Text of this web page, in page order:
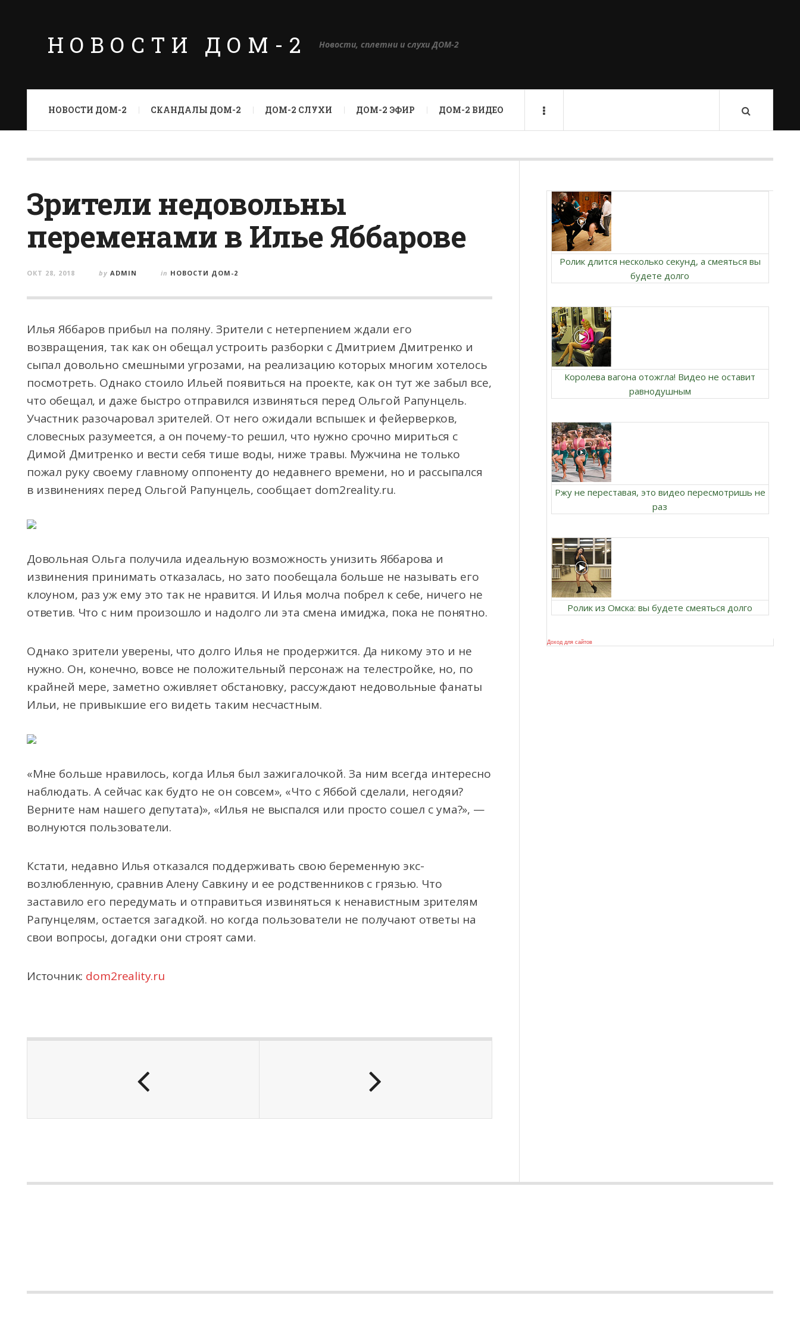
НОВОСТИ ДОМ-2 Новости, сплетни и слухи ДОМ-2
НОВОСТИ ДОМ-2 СКАНДАЛЫ ДОМ-2 ДОМ-2 СЛУХИ ДОМ-2 ЭФИР ДОМ-2 ВИДЕО
Зрители недовольны
переменами в Илье Яббарове
ОКТ 28, 2018 by ADMIN in НОВОСТИ ДОМ-2
Илья Яббаров прибыл на поляну. Зрители с нетерпением ждали его
возвращения, так как он обещал устроить разборки с Дмитрием Дмитренко и
сыпал довольно смешными угрозами, на реализацию которых многим хотелось
посмотреть. Однако стоило Ильей появиться на проекте, как он тут же забыл все,
что обещал, и даже быстро отправился извиняться перед Ольгой Рапунцель.
Участник разочаровал зрителей. От него ожидали вспышек и фейерверков,
словесных разумеется, а он почему-то решил, что нужно срочно мириться с
Димой Дмитренко и вести себя тише воды, ниже травы. Мужчина не только
пожал руку своему главному оппоненту до недавнего времени, но и рассыпался
в извинениях перед Ольгой Рапунцель, сообщает dom2reality.ru.
Довольная Ольга получила идеальную возможность унизить Яббарова и
извинения принимать отказалась, но зато пообещала больше не называть его
клоуном, раз уж ему это так не нравится. И Илья молча побрел к себе, ничего не
ответив. Что с ним произошло и надолго ли эта смена имиджа, пока не понятно.
Однако зрители уверены, что долго Илья не продержится. Да никому это и не
нужно. Он, конечно, вовсе не положительный персонаж на телестройке, но, по
крайней мере, заметно оживляет обстановку, рассуждают недовольные фанаты
Ильи, не привыкшие его видеть таким несчастным.
«Мне больше нравилось, когда Илья был зажигалочкой. За ним всегда интересно
наблюдать. А сейчас как будто не он совсем», «Что с Яббой сделали, негодяи?
Верните нам нашего депутата)», «Илья не выспался или просто сошел с ума?», —
волнуются пользователи.
Кстати, недавно Илья отказался поддерживать свою беременную экс-
возлюбленную, сравнив Алену Савкину и ее родственников с грязью. Что
заставило его передумать и отправиться извиняться к ненавистным зрителям
Рапунцелям, остается загадкой. но когда пользователи не получают ответы на
свои вопросы, догадки они строят сами.
Источник: dom2reality.ru
Ролик длится несколько секунд, а смеяться вы
будете долго
Королева вагона отожгла! Видео не оставит
равнодушным
Ржу не переставая, это видео пересмотришь не
раз
Ролик из Омска: вы будете смеяться долго
Доход для сайтов